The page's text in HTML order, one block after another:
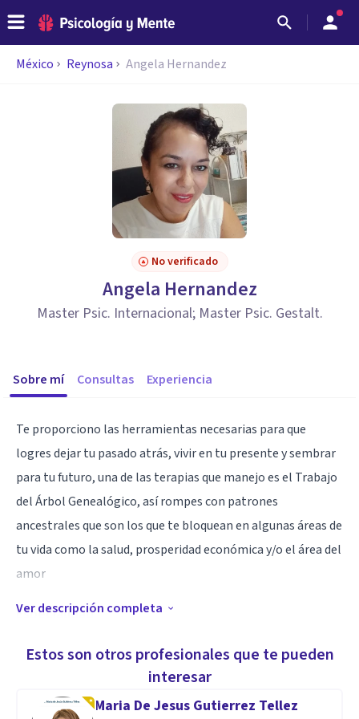
México Reynosa Angela Hernandez
No verificado
Angela Hernandez
Master Psic. Internacional; Master Psic. Gestalt.
Sobre mí Consultas Experiencia
Te proporciono las herramientas necesarias para que
logres dejar tu pasado atrás, vivir en tu presente y sembrar
para tu futuro, una de las terapias que manejo es el Trabajo
del Árbol Genealógico, así rompes con patrones
ancestrales que son los que te bloquean en algunas áreas de
tu vida como la salud, prosperidad económica y/o el área del
amor
Especialidad
reaccionas como reaccionas y porque sientes lo que sientes,
estés desempeñando y, así tendrás una mejor calidad de
Ver descripción completa
Estos son otros profesionales que te pueden
interesar
Maria De Jesus Gutierrez Tellez